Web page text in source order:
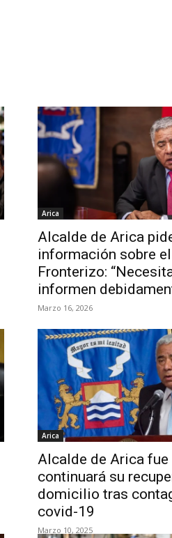
Arica
Alcalde de Arica
información sobre
Fronterizo:
informen
Marzo 16, 2026
Arica
Alcalde de Arica
continuará su
domicilio tras
covid-19
Marzo 10, 2025